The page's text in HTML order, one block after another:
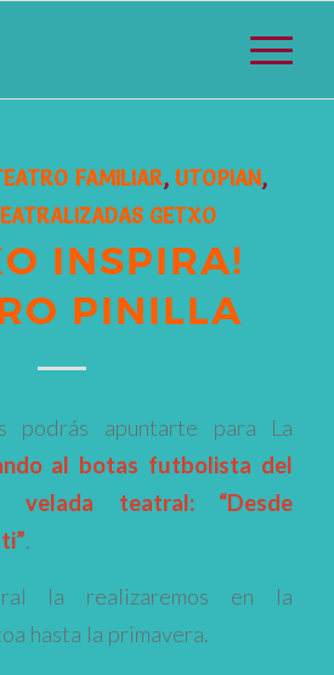
FAMILIAR,UTOPIAN,
GETXO
INSPIRA!
PINILLA
podrás apuntarte para La
al botas futbolista del
velada teatral: “Desde
.
la realizaremos en la
hasta la primavera.